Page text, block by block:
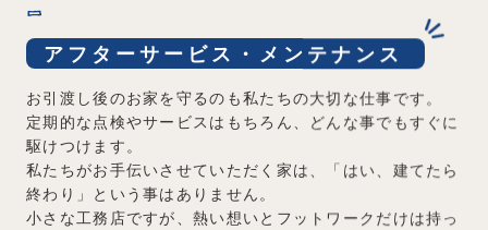
アフターサービス・メンテナンス
お引渡し後のお家を守るのも私たちの大切な仕事です。
定期的な点検やサービスはもちろん、どんな事でもすぐに
駆けつけます。
私たちがお手伝いさせていただく家は、「はい、建てたら
終わり」という事はありません。
小さな工務店ですが、熱い想いとフットワークだけは持っ